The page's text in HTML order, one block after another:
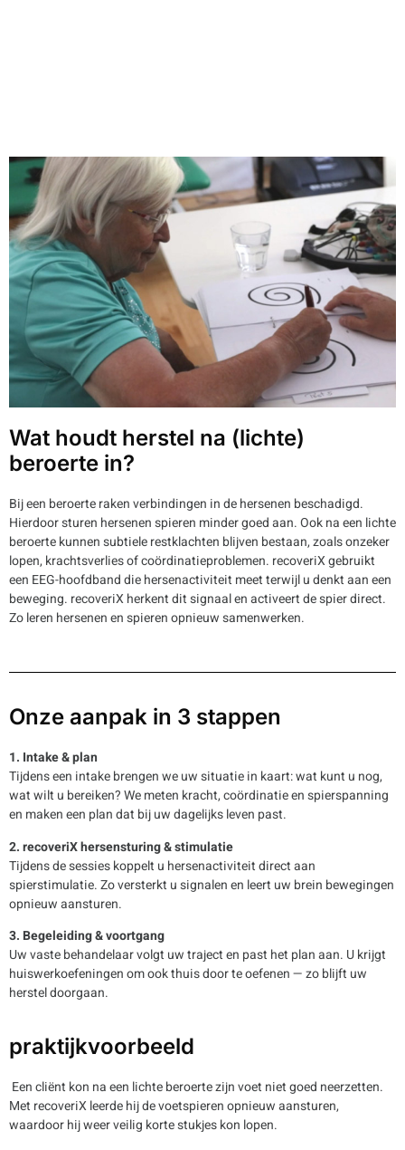
Wat houdt herstel na (lichte)
beroerte in?
Bij een beroerte raken verbindingen in de hersenen beschadigd.
Hierdoor sturen hersenen spieren minder goed aan. Ook na een lichte
beroerte kunnen subtiele restklachten blijven bestaan, zoals onzeker
lopen, krachtsverlies of coördinatieproblemen. recoveriX gebruikt
een EEG-hoofdband die hersenactiviteit meet terwijl u denkt aan een
beweging. recoveriX herkent dit signaal en activeert de spier direct.
Zo leren hersenen en spieren opnieuw samenwerken.
Onze aanpak in 3 stappen
1. Intake & plan
Tijdens een intake brengen we uw situatie in kaart: wat kunt u nog,
wat wilt u bereiken? We meten kracht, coördinatie en spierspanning
en maken een plan dat bij uw dagelijks leven past.
2. recoveriX hersensturing & stimulatie
Tijdens de sessies koppelt u hersenactiviteit direct aan
spierstimulatie. Zo versterkt u signalen en leert uw brein bewegingen
opnieuw aansturen.
3. Begeleiding & voortgang
Uw vaste behandelaar volgt uw traject en past het plan aan. U krijgt
huiswerkoefeningen om ook thuis door te oefenen — zo blijft uw
herstel doorgaan.
praktijkvoorbeeld
Een cliënt kon na een lichte beroerte zijn voet niet goed neerzetten.
Met recoveriX leerde hij de voetspieren opnieuw aansturen,
waardoor hij weer veilig korte stukjes kon lopen.